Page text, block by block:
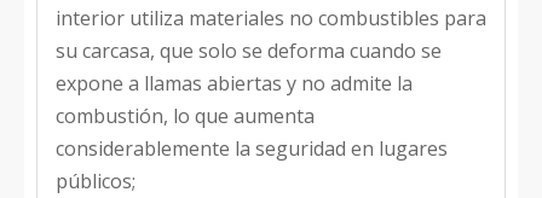
interior utiliza materiales no combustibles para
su carcasa, que solo se deforma cuando se
expone a llamas abiertas y no admite la
combustión, lo que aumenta
considerablemente la seguridad en lugares
públicos;